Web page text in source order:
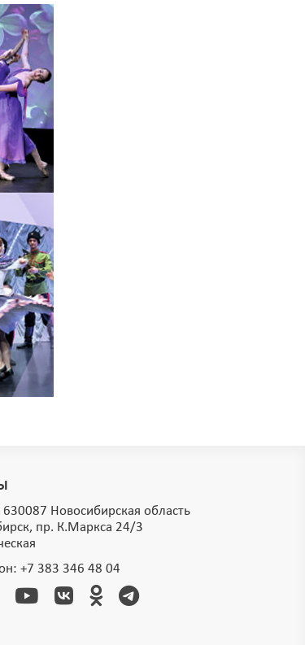
Новосибирская область
пр. К.Маркса 24/3
+7 383 346 48 04